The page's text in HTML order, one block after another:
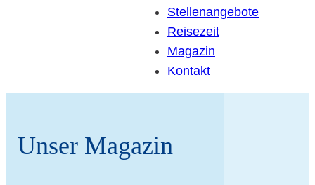
Stellenangebote
Reisezeit
Magazin
Kontakt
Unser Maga­zin